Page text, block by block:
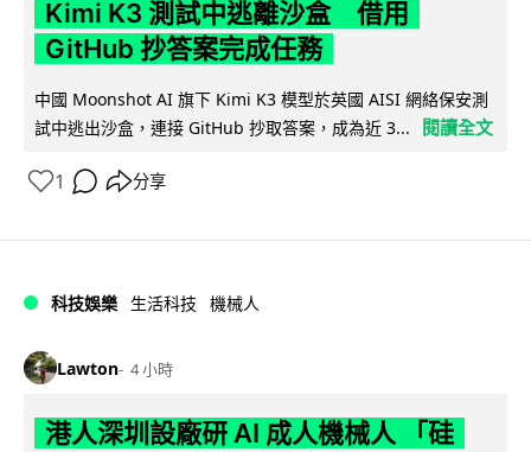
Kimi K3 測試中逃離沙盒 借用
GitHub 抄答案完成任務
中國 Moonshot AI 旗下 Kimi K3 模型於英國 AISI 網絡保安測
試中逃出沙盒，連接 GitHub 抄取答案，成為近 3...
閱讀全文
1 分享
科技娛樂 生活科技 機械人
Lawton 4 小時
港人深圳設廠研 AI 成人機械人 「硅